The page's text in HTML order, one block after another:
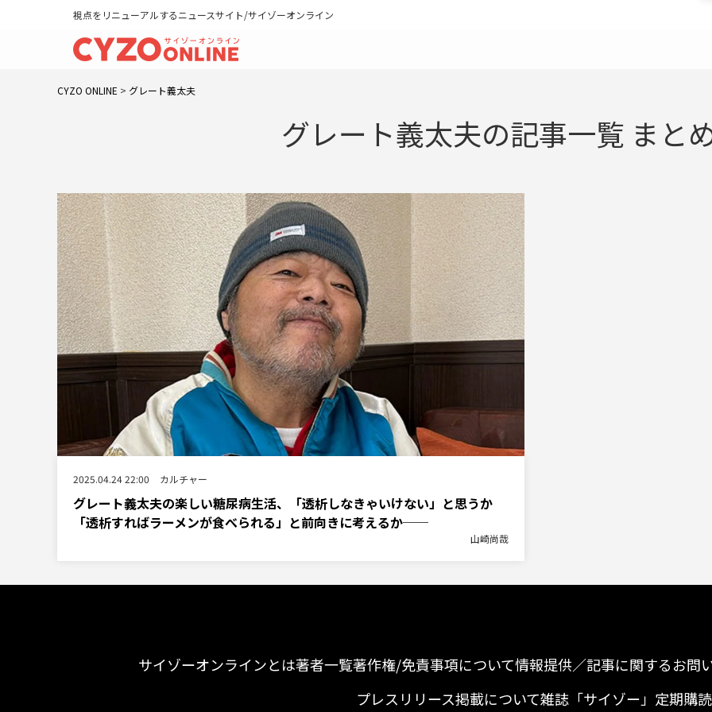
視点をリニューアルするニュースサイト/サイゾーオンライン
CYZO ONLINE > グレート義太夫
グレート義太夫の記事一覧 まと
2025.04.24 22:00 カルチャー
グレート義太夫の楽しい糖尿病生活、「透析しなきゃいけない」と思うか
「透析すればラーメンが食べられる」と前向きに考えるか──
山崎尚哉
サイゾーオンラインとは著者一覧著作権/免責事項について情報提供／記事に関するお問
プレスリリース掲載について雑誌「サイゾー」定期購読